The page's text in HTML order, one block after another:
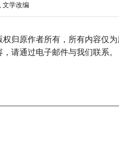
文学改编
归原作者所有，所有内容仅
请通过电子邮件与我们联系。